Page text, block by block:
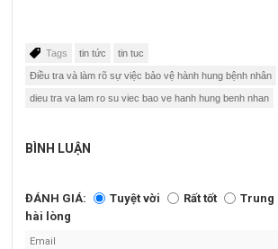
Tags tin tức tin tuc
Điều tra và làm rõ sự việc bảo vệ hành hung bệnh nhân
dieu tra va lam ro su viec bao ve hanh hung benh nhan
BÌNH LUẬN
ĐÁNH GIÁ: Tuyệt vời Rất tốt Trung
hài lòng